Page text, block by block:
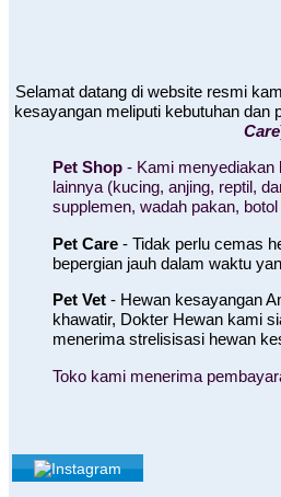
Selamat datang di website resmi
kesayangan meliputi kebutuhan dan
Care
Pet Shop - Kami menyediakan
lainnya (kucing, anjing, reptil,
supplemen, wadah pakan,
Pet Care - Tidak perlu cemas
bepergian jauh dalam waktu
Pet Vet - Hewan kesayangan
khawatir, Dokter Hewan kami
menerima strelisisasi hewan
Toko kami menerima